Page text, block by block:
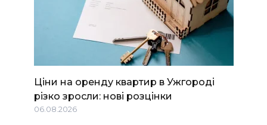
Ціни на оренду квартир в Ужгороді
різко зросли: нові розцінки
06.08.2026